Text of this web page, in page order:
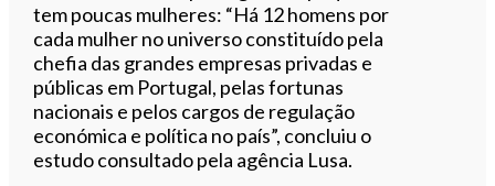
tem poucas mulheres: “Há 12 homens por
cada mulher no universo constituído pela
chefia das grandes empresas privadas e
públicas em Portugal, pelas fortunas
nacionais e pelos cargos de regulação
económica e política no país”, concluiu o
estudo consultado pela agência Lusa.